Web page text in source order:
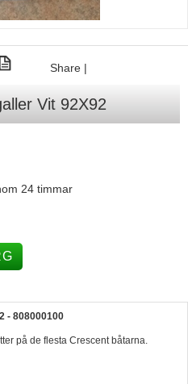
Share |
Vit 92X92
24 timmar
- 808000100
på de flesta Crescent båtarna.